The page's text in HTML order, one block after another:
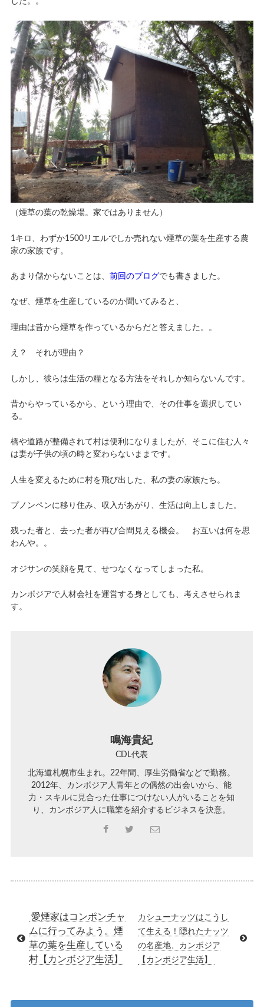
（煙草の葉の乾燥場。家ではありません）
1キロ、わずか1500リエルでしか売れない煙草の葉を生産する農
家の家族です。
あまり儲からないことは、 前回のブログでも書きました。
なぜ、煙草を生産しているのか聞いてみると、
理由は昔から煙草を作っているからだと答えました。。
え？ それが理由？
しかし、彼らは生活の糧となる方法をそれしか知らないんです。
昔からやっているから、という理由で、その仕事を選択してい
る。
橋や道路が整備されて村は便利になりましたが、そこに住む人々
は妻が子供の頃の時と変わらないままです。
人生を変えるために村を飛び出した、私の妻の家族たち。
プノンペンに移り住み、収入があがり、生活は向上しました。
残った者と、去った者が再び合間見える機会。 お互いは何を思
わんや。。
オジサンの笑顔を見て、せつなくなってしまった私。
カンボジアで人材会社を運営する身としても、考えさせられま
す。
鳴海貴紀
CDL代表
北海道札幌市生まれ。22年間、厚生労働省などで勤務。
2012年、カンボジア人青年との偶然の出会いから、能
力・スキルに見合った仕事につけない人がいることを知
り、カンボジア人に職業を紹介するビジネスを決意。
愛煙家はコンポンチャ
ムに行ってみよう。煙
草の葉を生産している
村【カンボジア生活】
カシューナッツはこうし
て生える！隠れたナッツ
の名産地、カンボジア
【カンボジア生活】